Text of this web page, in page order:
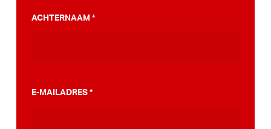
ACHTERNAAM *
E-MAILADRES *